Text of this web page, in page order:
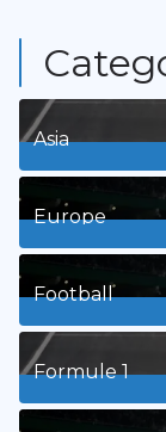
Asia
Europe
Football
Formule 1